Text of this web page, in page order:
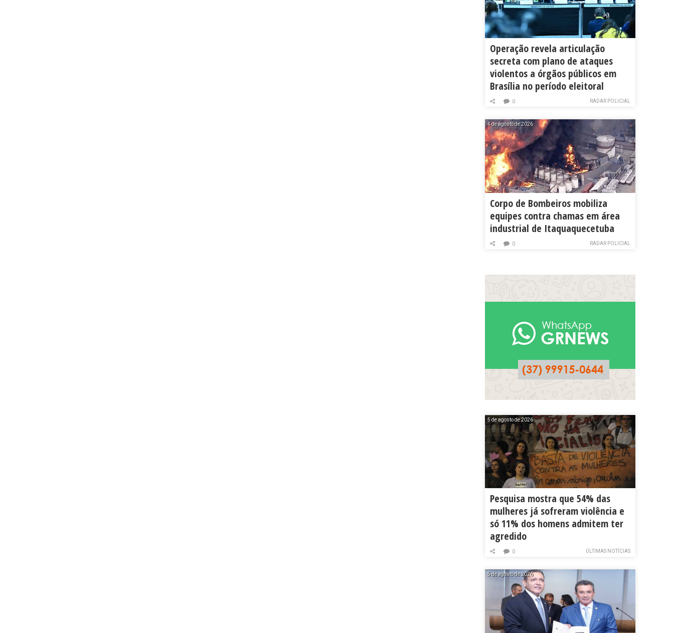
Operação revela articulação
secreta com plano de ataques
violentos a órgãos públicos em
Brasília no período eleitoral
RADAR POLICIAL
0
4 de agosto de 2026
Corpo de Bombeiros mobiliza
equipes contra chamas em área
industrial de Itaquaquecetuba
RADAR POLICIAL
0
5 de agosto de 2026
Pesquisa mostra que 54% das
mulheres já sofreram violência e
só 11% dos homens admitem ter
agredido
ÚLTIMAS NOTÍCIAS
0
5 de agosto de 2026